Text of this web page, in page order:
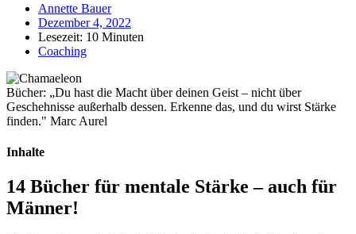
Annette Bauer
Dezember 4, 2022
Lesezeit: 10 Minuten
Coaching
Bücher: „Du hast die Macht über deinen Geist – nicht über
Geschehnisse außerhalb dessen. Erkenne das, und du wirst Stärke
finden." Marc Aurel
Inhalte
14 Bücher für mentale Stärke – auch für
Männer!